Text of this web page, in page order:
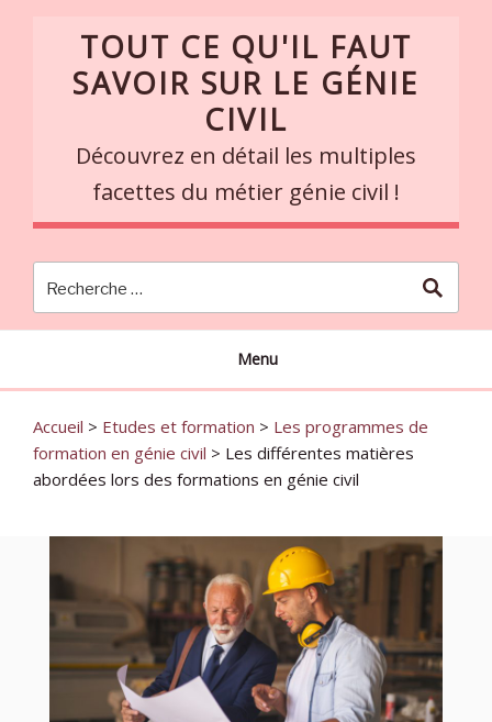
TOUT CE QU'IL FAUT
SAVOIR SUR LE GÉNIE
CIVIL
Découvrez en détail les multiples
facettes du métier génie civil !
Menu
Accueil > Etudes et formation > Les programmes de
formation en génie civil > Les différentes matières
abordées lors des formations en génie civil